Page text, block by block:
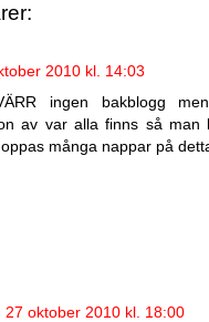
2010 kl. 14:03
ingen bakblogg
av var alla finns så man
många nappar på
27 oktober 2010 kl. 18:00